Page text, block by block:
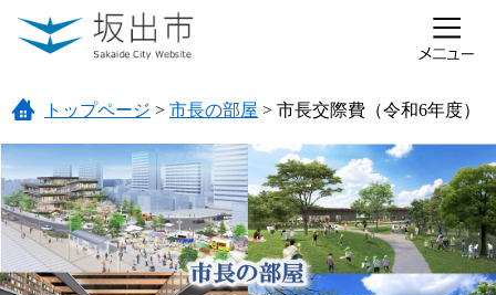
ページの先頭です。
メニューを飛ばして本文へ
トップページ > 市長の部屋 > 市長交際費（令和6年度）